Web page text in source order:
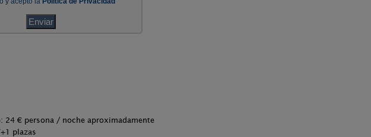
24 € persona / noche aproximadamente
plazas